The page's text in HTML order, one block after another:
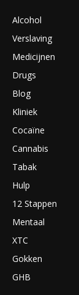
Alcohol
Verslaving
Medicijnen
Drugs
Blog
Kliniek
Cocaïne
Cannabis
Tabak
Hulp
12 Stappen
Mentaal
XTC
Gokken
GHB